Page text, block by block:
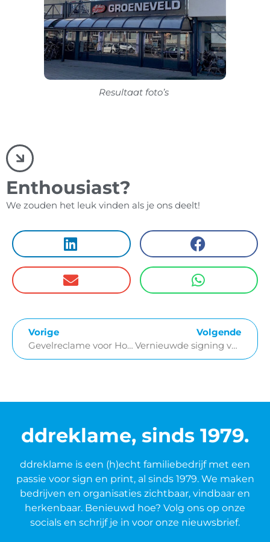
Resultaat foto’s
Enthousiast?
We zouden het leuk vinden als je ons deelt!
Vorige
Gevelreclame voor Hoogenboezem
Volgende
Vernieuwde signing voor Woonzorg Nederland
ddreklame, sinds 1979.
ddreklame is een (h)echt familiebedrijf met een
passie voor sign en print, al sinds 1979. We maken
bedrijven en organisaties zichtbaar, vindbaar en
herkenbaar. Benieuwd hoe? Volg ons op onze
socials en schrijf je in voor onze nieuwsbrief.